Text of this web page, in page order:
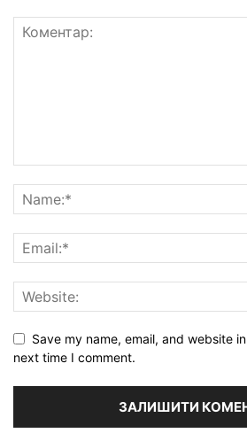
Save my name, email, and website
next time I comment.